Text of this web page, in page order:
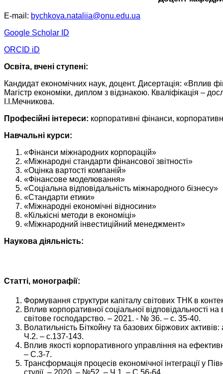
E-mail: bychkova.nataliia@onu.edu.ua
Google Scholar ID
ORCID iD
Освіта, вчені ступені:
Кандидат економічних наук, доцент. Дисертація: «Вплив
Магістр економіки, диплом з відзнакою. Кваліфікація –
І.І.Мечникова.
Професійні інтереси: корпоративні фінанси,
Навчальні курси:
«Фінанси міжнародних корпорацій»
«Міжнародні стандарти фінансової звітності»
«Оцінка вартості компаній»
«Фінансове моделювання»
«Соціальна відповідальність міжнародного бізнесу»
«Стандарти етики»
«Міжнародні економічні відносини»
«Кількісні методи в економіці»
«Міжнародний інвестиційний менеджмент»
Наукова діяльність:
Статті, монографії:
Формування структури капіталу світових ТНК в
Вплив корпоративної соціальної відповідальності
світове господарство. – 2021. - № 36. – c. 35-40.
Волатильність Біткойну та базових біржових
Ч.2. – с.137-143.
Вплив якості корпоративного управління на
– С.3-7.
Трансформація процесів економічної інтеграції у
студії. – 2020. – №52. – Ч.1. – С.56-64.